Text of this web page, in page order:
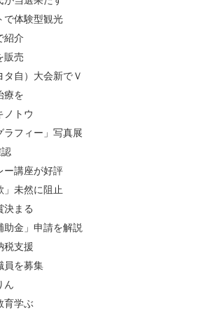
で体験型観光
紹介
販売
自）大会新でＶ
療を
ノトウ
ラフィー」写真展
ー講座が好評
」未然に阻止
決まる
助金」申請を解説
税支援
員を募集
ん
育学ぶ